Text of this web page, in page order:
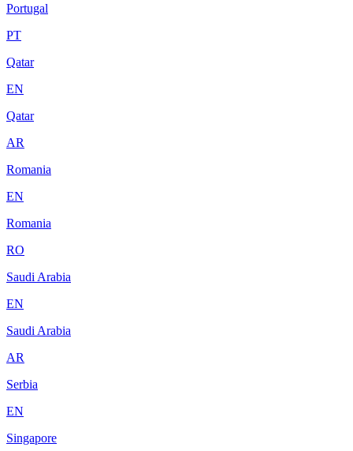
Portugal
PT
Qatar
EN
Qatar
AR
Romania
EN
Romania
RO
Saudi Arabia
EN
Saudi Arabia
AR
Serbia
EN
Singapore